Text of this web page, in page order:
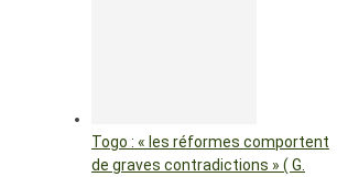
Togo : « les réformes comportent
de graves contradictions » ( G.